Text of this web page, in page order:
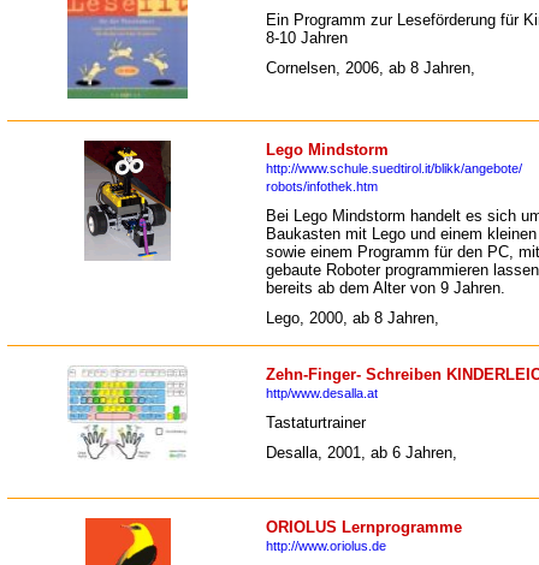
Ein Programm zur Leseförderung für
8-10 Jahren
Cornelsen, 2006, ab 8 Jahren,
Lego Mindstorm
http://www.schule.suedtirol.it/blikk/angebote/
robots/infothek.htm
Bei Lego Mindstorm handelt es sich
Baukasten mit Lego und einem
sowie einem Programm für den PC,
gebaute Roboter programmieren
bereits ab dem Alter von 9 Jahren.
Lego, 2000, ab 8 Jahren,
Zehn-Finger- Schreiben
http/www.desalla.at
Tastaturtrainer
Desalla, 2001, ab 6 Jahren,
ORIOLUS Lernprogramme
http://www.oriolus.de